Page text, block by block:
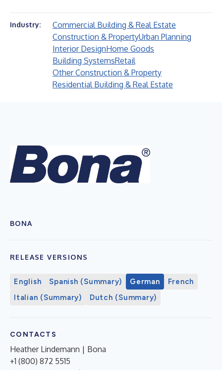
Industry:
Commercial Building & Real Estate
Construction & PropertyUrban Planning
Interior DesignHome Goods
Building SystemsRetail
Other Construction & Property
Residential Building & Real Estate
BONA
RELEASE VERSIONS
English Spanish (Summary) German
French
Italian (Summary)
Dutch (Summary)
CONTACTS
Heather Lindemann | Bona
+1 (800) 872 5515